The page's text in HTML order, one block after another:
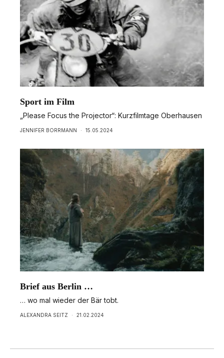
Sport im Film
„Please Focus the Projector“: Kurzfilmtage Oberhausen
JENNIFER BORRMANN · 15.05.2024
Brief aus Berlin …
… wo mal wieder der Bär tobt.
ALEXANDRA SEITZ · 21.02.2024